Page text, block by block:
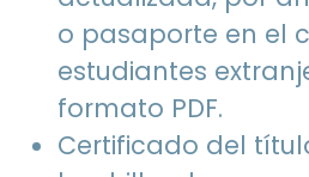
o pasaporte en el
estudiantes
formato PDF.
Certificado del